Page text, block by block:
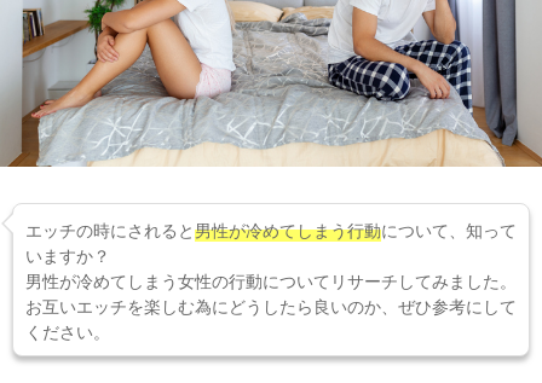
エッチの時にされると男性が冷めてしまう行動について、知って
いますか？
男性が冷めてしまう女性の行動についてリサーチしてみました。
お互いエッチを楽しむ為にどうしたら良いのか、ぜひ参考にして
ください。